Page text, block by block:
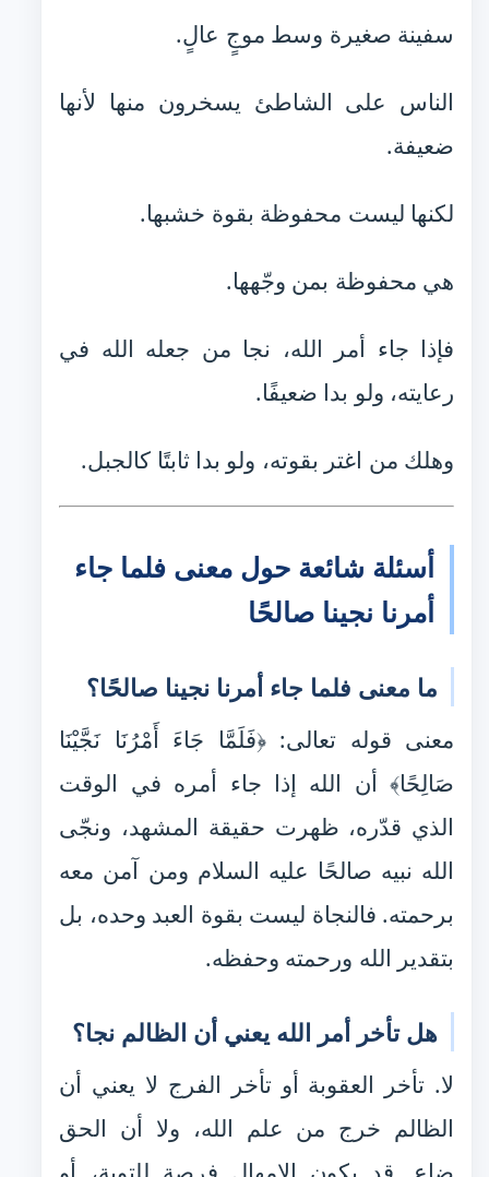
سفينة صغيرة وسط موجٍ عالٍ.
الناس على الشاطئ يسخرون منها لأنها
ضعيفة.
لكنها ليست محفوظة بقوة خشبها.
هي محفوظة بمن وجّهها.
فإذا جاء أمر الله، نجا من جعله الله في
رعايته، ولو بدا ضعيفًا.
وهلك من اغتر بقوته، ولو بدا ثابتًا كالجبل.
أسئلة شائعة حول معنى فلما جاء
أمرنا نجينا صالحًا
ما معنى فلما جاء أمرنا نجينا صالحًا؟
معنى قوله تعالى: ﴿فَلَمَّا جَاءَ أَمْرُنَا نَجَّيْنَا
صَالِحًا﴾ أن الله إذا جاء أمره في الوقت
الذي قدّره، ظهرت حقيقة المشهد، ونجّى
الله نبيه صالحًا عليه السلام ومن آمن معه
برحمته. فالنجاة ليست بقوة العبد وحده، بل
بتقدير الله ورحمته وحفظه.
هل تأخر أمر الله يعني أن الظالم نجا؟
لا. تأخر العقوبة أو تأخر الفرج لا يعني أن
الظالم خرج من علم الله، ولا أن الحق